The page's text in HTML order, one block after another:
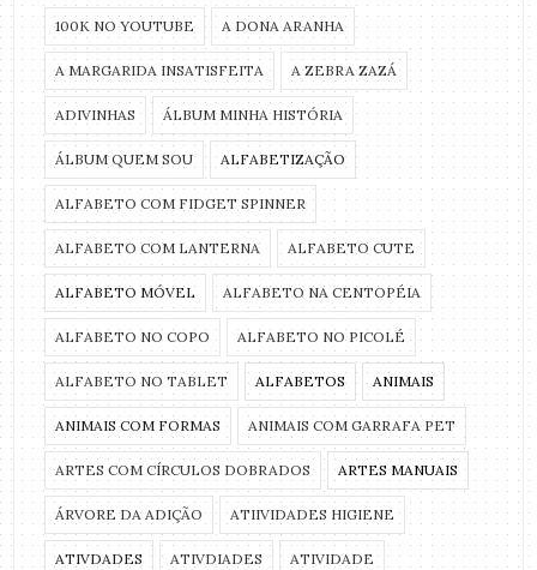
100K NO YOUTUBE A DONA ARANHA
A MARGARIDA INSATISFEITA A ZEBRA ZAZÁ
ADIVINHAS ÁLBUM MINHA HISTÓRIA
ÁLBUM QUEM SOU ALFABETIZAÇÃO
ALFABETO COM FIDGET SPINNER
ALFABETO COM LANTERNA ALFABETO CUTE
ALFABETO MÓVEL ALFABETO NA CENTOPÉIA
ALFABETO NO COPO ALFABETO NO PICOLÉ
ALFABETO NO TABLET ALFABETOS ANIMAIS
ANIMAIS COM FORMAS ANIMAIS COM GARRAFA PET
ARTES COM CÍRCULOS DOBRADOS ARTES MANUAIS
ÁRVORE DA ADIÇÃO ATIIVIDADES HIGIENE
ATIVDADES ATIVDIADES ATIVIDADE